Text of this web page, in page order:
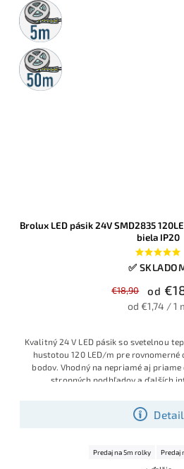
5m
rolka
50m
rolka
Brolux LED pásik 24V SMD2835
biela IP20
✅
€18,90 od
od €1,74 / 1
Detail
Kvalitný 24 V LED pásik so svetelnou
hustotou 120 LED/m pre rovnomerné
bodov. Vhodný na nepriamé aj
stropných podhľadov a ďalších
Predaj na 5m rolky Predaj